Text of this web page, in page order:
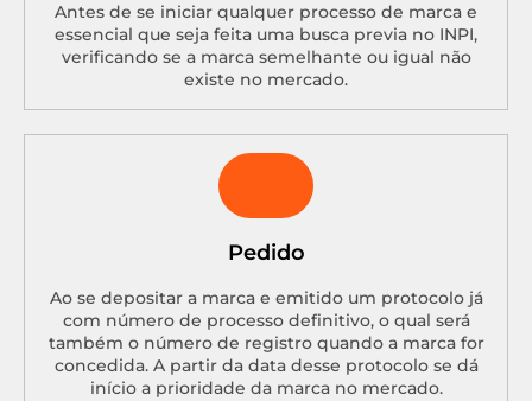
Antes de se iniciar qualquer processo de marca e
essencial que seja feita uma busca previa no INPI,
verificando se a marca semelhante ou igual não
existe no mercado.
Pedido
Ao se depositar a marca e emitido um protocolo já
com número de processo definitivo, o qual será
também o número de registro quando a marca for
concedida. A partir da data desse protocolo se dá
início a prioridade da marca no mercado.